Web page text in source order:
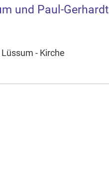
und Paul-Gerhardt
- Kirche